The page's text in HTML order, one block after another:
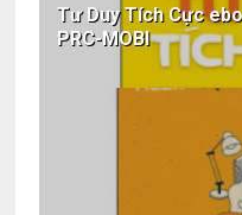
Tư Duy Tích Cực
PRC-MOBI